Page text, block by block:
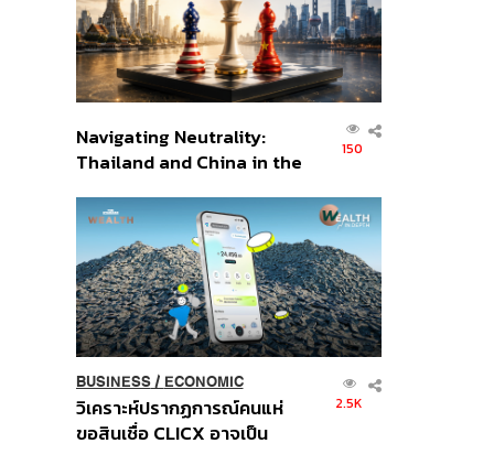
Navigating Neutrality:
Thailand and China in the
Order
150
BUSINESS/ ECONOMIC
วิเคราะห์ปรากฏการณ์คนแห่
ขอสินเชื่อ CLICX อาจเป็น
2.5K